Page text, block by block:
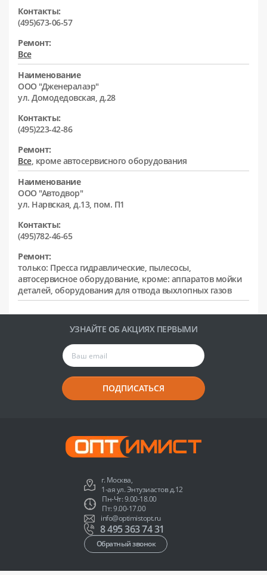
Контакты:
(495)673-06-57
Ремонт:
Все
Наименование
ООО "Дженералаэр"
ул. Домодедовская, д.28
Контакты:
(495)223-42-86
Ремонт:
Все, кроме автосервисного оборудования
Наименование
ООО "Автодвор"
ул. Нарвская, д.13, пом. П1
Контакты:
(495)782-46-65
Ремонт:
только: Пресса гидравлические, пылесосы,
автосервисное оборудование, кроме: аппаратов мойки
деталей, оборудования для отвода выхлопных газов
УЗНАЙТЕ ОБ АКЦИЯХ ПЕРВЫМИ
ПОДПИСАТЬСЯ
г. Москва,
1-ая ул. Энтузиастов д.12
Пн-Чт: 9.00-18.00
Пт: 9.00-17.00
info@optimistopt.ru
8 495 363 74 31
Обратный звонок